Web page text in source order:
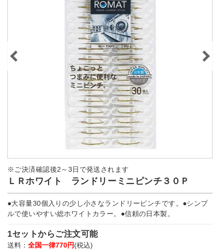
※ご決済確認後2～3日で発送されます
ＬＲホワイト ランドリーミニピンチ３０Ｐ
●大容量30個入りの少し小さなランドリーピンチです。●シンプ
ルで使いやすい総ホワイトカラー。●信頼の日本製。
1セットからご注文可能
送料： 全国一律770円(税込)